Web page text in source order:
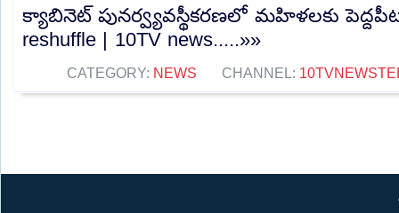
క్యాబినెట్ పునర్వ్యవస్థీకరణలో మహిళలకు పెద్దపీట
reshuffle | 10TV news.....»»
CATEGORY: NEWS CHANNEL: